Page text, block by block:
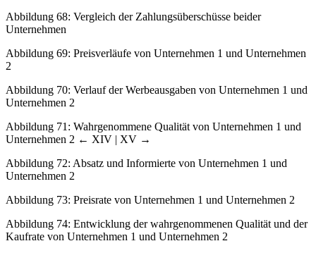
Abbildung 68: Vergleich der Zahlungsüberschüsse beider
Unternehmen
Abbildung 69: Preisverläufe von Unternehmen 1 und Unternehmen
2
Abbildung 70: Verlauf der Werbeausgaben von Unternehmen 1 und
Unternehmen 2
Abbildung 71: Wahrgenommene Qualität von Unternehmen 1 und
Unternehmen 2 ← XIV | XV →
Abbildung 72: Absatz und Informierte von Unternehmen 1 und
Unternehmen 2
Abbildung 73: Preisrate von Unternehmen 1 und Unternehmen 2
Abbildung 74: Entwicklung der wahrgenommenen Qualität und der
Kaufrate von Unternehmen 1 und Unternehmen 2